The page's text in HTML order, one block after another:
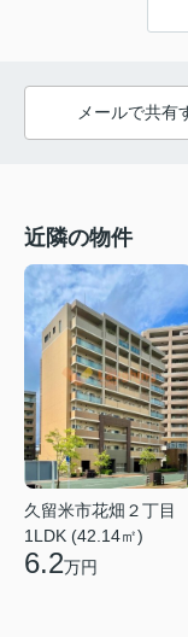
メールで共有
近隣の物件
久留米市花畑２丁目
1LDK (42.14㎡)
6.2万円